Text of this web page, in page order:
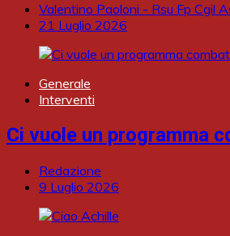
Valentino Paoloni - Rsu Fp Cgil
21 Luglio 2026
Generale
Interventi
Ci vuole un programma
Redazione
9 Luglio 2026